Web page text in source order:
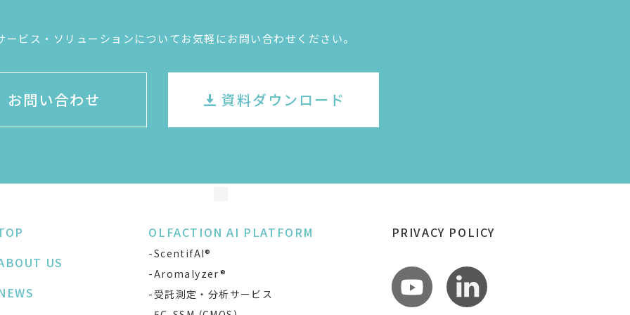
ービス・ソリューションについてお気軽にお問い合わせください。
お問い合わせ 資料ダウンロード
US
OLFACTION AI PLATFORM
-ScentifAI®
-Aromalyzer®
-受託測定・分析サービス
PRIVACY POLICY